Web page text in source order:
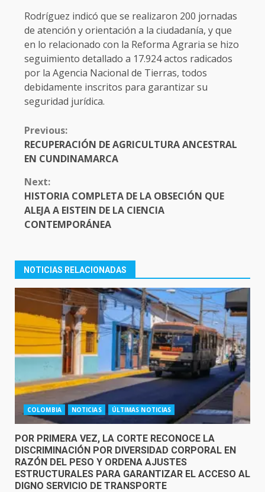
Rodríguez indicó que se realizaron 200 jornadas
de atención y orientación a la ciudadanía, y que
en lo relacionado con la Reforma Agraria se hizo
seguimiento detallado a 17.924 actos radicados
por la Agencia Nacional de Tierras, todos
debidamente inscritos para garantizar su
seguridad jurídica.
CONTINUE
READING
Previous:
RECUPERACIÓN DE AGRICULTURA ANCESTRAL
EN CUNDINAMARCA
Next:
HISTORIA COMPLETA DE LA OBSECIÓN QUE
ALEJA A EISTEIN DE LA CIENCIA
CONTEMPORÁNEA
NOTICIAS RELACIONADAS
COLOMBIA NOTICIAS ÚLTIMAS NOTICIAS
POR PRIMERA VEZ, LA CORTE RECONOCE LA
DISCRIMINACIÓN POR DIVERSIDAD CORPORAL EN
RAZÓN DEL PESO Y ORDENA AJUSTES
ESTRUCTURALES PARA GARANTIZAR EL ACCESO AL
DIGNO SERVICIO DE TRANSPORTE